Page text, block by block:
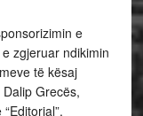
e
zgjeruar ndikimin
të kësaj
Grecës,